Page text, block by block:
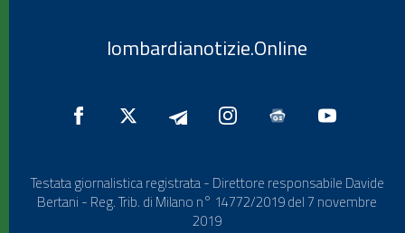
lombardianotizie.Online
Testata giornalistica registrata - Direttore responsabile Davide
Bertani - Reg. Trib. di Milano n° 14772/2019 del 7 novembre
2019